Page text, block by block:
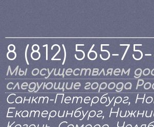
8 (812) 565-
Мы осуществляем
следующие города
Санкт-Петербург,
Екатеринбург,